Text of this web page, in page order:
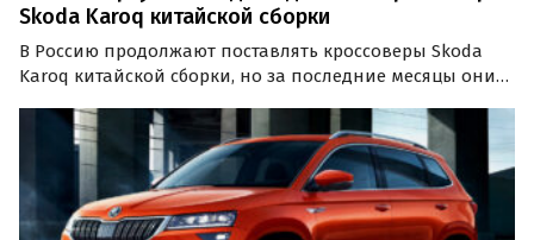
Skoda Karoq китайской сборки
В Россию продолжают поставлять кроссоверы Skoda
Karoq китайской сборки, но за последние месяцы они
автосалоны продавали их на одном из классифайдов
на минимум за 3 400 000 рублей, то к началу марта…